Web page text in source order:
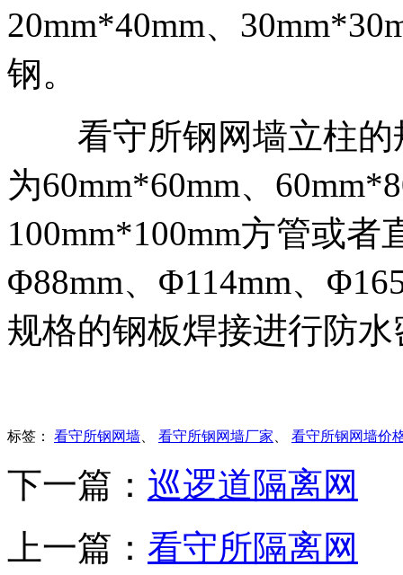
20mm*40mm、
钢。
看守所钢网墙立柱的
为60mm*60mm、
100mm*100mm方管或
Φ88mm、Φ114mm、
规格的钢板焊接进行防
标签： 看守所钢网墙、 看守所钢网墙厂家、 看守所钢网墙价
下一篇： 巡逻道隔离网
上一篇： 看守所隔离网